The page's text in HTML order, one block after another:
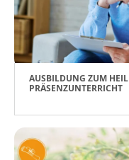
AUSBILDUNG ZUM
PRÄSENZUNTERRICHT